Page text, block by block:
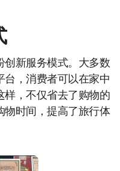
创新服务模式。大多数
台，消费者可以在家中
样，不仅省去了购物的
物时间，提高了旅行体